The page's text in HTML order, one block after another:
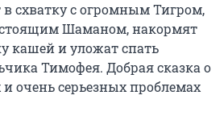
схватку с огромным Тигром,
Шаманом, накормят
кашей и уложат спать
Тимофея. Добрая сказка о
очень серьезных проблемах